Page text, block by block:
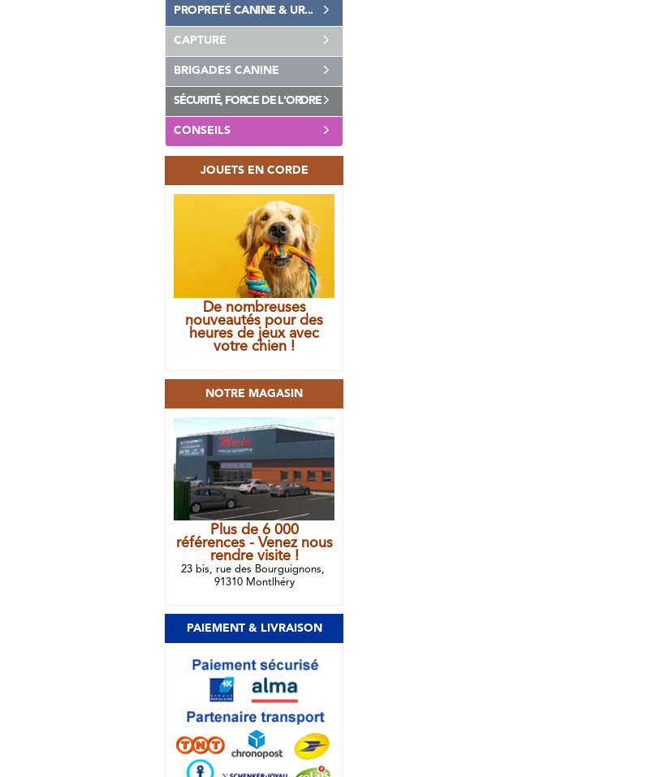
PROPRETÉ CANINE & UR...
CAPTURE
BRIGADES CANINE
SÉCURITÉ, FORCE DE L'ORDRE
CONSEILS
JOUETS EN CORDE
De nombreuses
nouveautés pour des
heures de jeux avec
votre chien !
NOTRE MAGASIN
Plus de 6 000
références - Venez nous
rendre visite !
23 bis, rue des Bourguignons,
91310 Montlhéry
PAIEMENT & LIVRAISON